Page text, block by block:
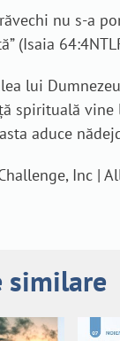
nu s-a
(Isaia
lui
spirituală vine
aduce
Inc |
similare